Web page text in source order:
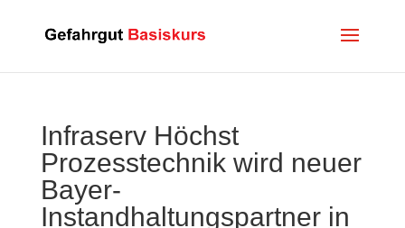
Infraserv Höchst
Prozesstechnik wird neuer
Bayer-
Instandhaltungspartner in